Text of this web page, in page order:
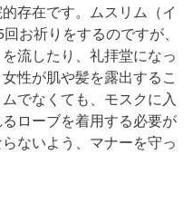
存在です。ムスリム（イ
お祈りをするのですが、
流したり、礼拝堂になっ
性が肌や髪を露出するこ
でなくても、モスクに入
ローブを着用する必要が
ないよう、マナーを守っ